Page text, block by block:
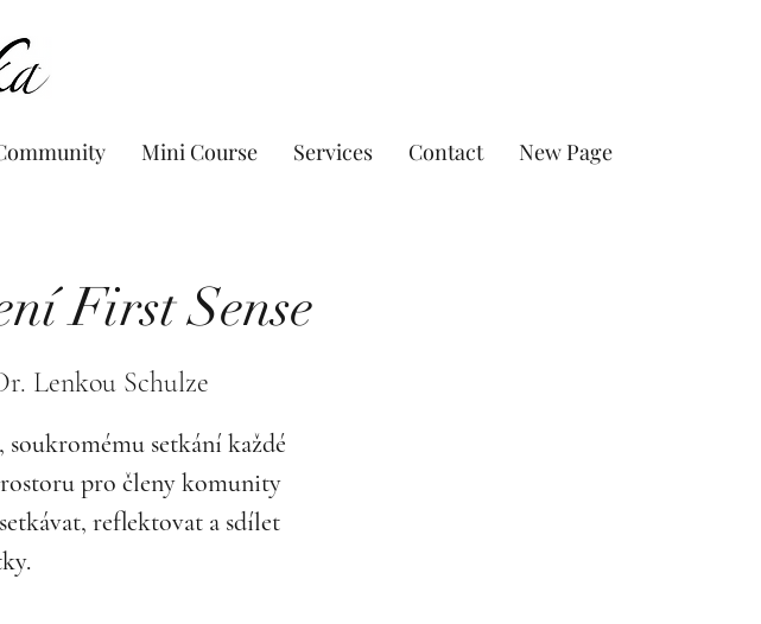
Mini Course Services Contact New Page
First Sense
Lenkou Schulze
setkání každé
pro členy komunity
reflektovat a sdílet